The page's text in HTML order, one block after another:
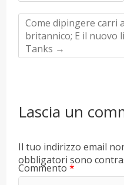
Come dipingere carri
britannico; E il nuovo
Tanks →
Lascia un
Il tuo indirizzo email
obbligatori sono
Commento*